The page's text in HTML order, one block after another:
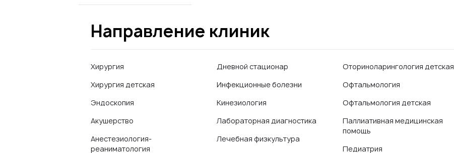
Направление клиник
Хирургия
Хирургия детская
Эндоскопия
Акушерство
Анестезиология-
реаниматология
Дневной стационар
Инфекционные болезни
Кинезиология
Лабораторная диагностика
Лечебная физкультура
Оториноларингология детская
Офтальмология
Офтальмология детская
Паллиативная медицинская
помощь
Педиатрия